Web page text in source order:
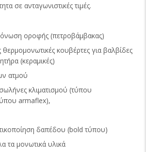
σε ανταγωνιστικές τιμές.
οροφής (πετροβάμβακας)
κουβέρτες για βαλβίδες
(κεραμικές)
ατμού
κλιματισμού (τύπου
armaflex),
δαπέδου (bold τύπου)
τα μονωτικά υλικά